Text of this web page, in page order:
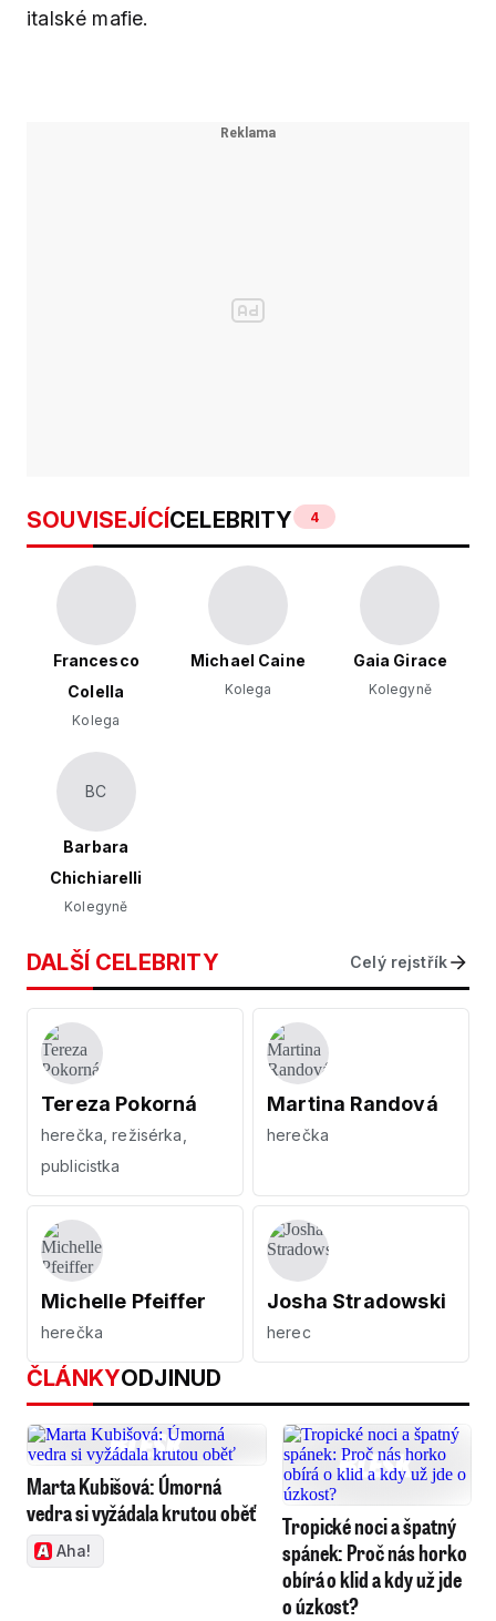
italské mafie.
SOUVISEJÍCÍCELEBRITY 4
Francesco
Colella
Kolega
Michael Caine
Kolega
Gaia Girace
Kolegyně
BC
Barbara
Chichiarelli
Kolegyně
DALŠÍ CELEBRITY Celý rejstřík
Tereza Pokorná
herečka, režisérka,
publicistka
Martina Randová
herečka
Michelle Pfeiffer
herečka
Josha Stradowski
herec
ČLÁNKYODJINUD
Marta Kubišová: Úmorná
vedra si vyžádala krutou oběť
Aha!
Tropické noci a špatný
spánek: Proč nás horko
obírá o klid a kdy už jde
o úzkost?